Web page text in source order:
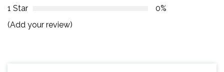
1 Star
0%
(Add your review)